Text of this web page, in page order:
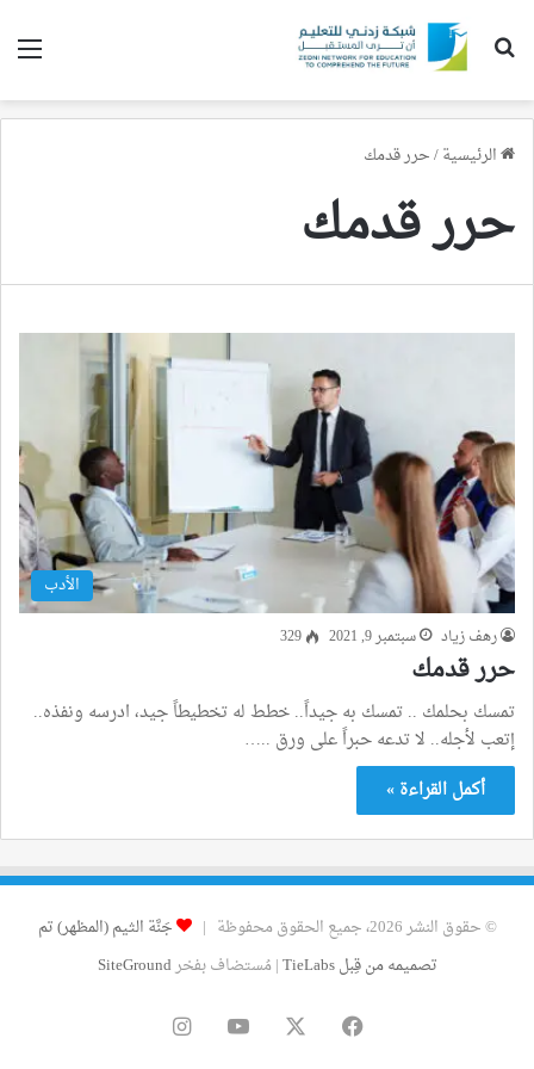
بحث عن
الرئيسية/حرر قدمك
حرر قدمك
الأدب
رهف زياد سبتمبر 9, 2021 329
حرر قدمك
تمسك بحلمك .. تمسك به جيداً.. خطط له تخطيطاً جيد، ادرسه ونفذه..
إتعب لأجله.. لا تدعه حبراً على ورق ..…
أكمل القراءة »
© حقوق النشر 2026، جميع الحقوق محفوظة |
جَنَّة الثيم (المظهر) تم
تصميمه من قِبل TieLabs
| مُستضاف بفخرSiteGround
فيسبوك ‫YouTube